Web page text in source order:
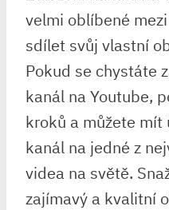
velmi oblíbené
sdílet svůj vlastní
Pokud se chystáte
kanál na Youtube,
kroků a můžete
kanál na jedné z
videa na světě.
zajímavý a kvalitní